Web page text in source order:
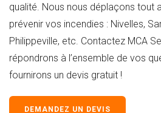
qualité. Nous nous déplaçons tout
prévenir vos incendies : Nivelles,
Philippeville, etc. Contactez MCA
répondrons à l’ensemble de vos
fournirons un devis gratuit !
DEMANDEZ UN DEVIS